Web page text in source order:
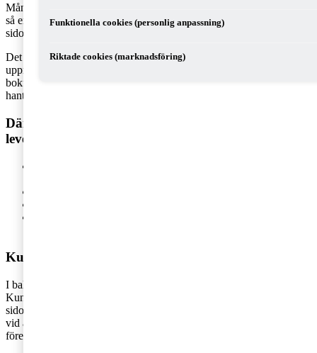
Många ställer sig frågan – vad är en reskontra? Svaret är inte alltid
så enkelt. Jag brukar förklara för mina kunder att en reskontra är en
sidoordnad bokföring och en modul i ett redovisningsprogram.
Det är företagets storlek och behov som styr antalet reskontror. Att
upprätta en reskontra är ingenting du hittar svaret på i
bokföringslagen, men det är ett bra och effektivt hjälpmedel i
hanteringen av din löpande bokföring.
Därför ska du ha kundreskontra och
leverantörsreskontra:
Kundreskontra
I balansräkningen finns en tillgångspost som heter kundfordringar.
Kundreskontran ger dig en överblick över kundfordringar – en
sidoordnad bokföring av kundfakturor. Innehållet i kundreskontran
vid avstämningstillfället är lika med obetalda kundfakturor till
företaget.
Funktionella cookies (personlig anpassning)
Riktade cookies (marknadsföring)